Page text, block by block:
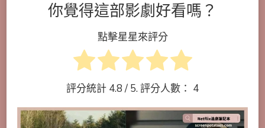
你覺得這部影劇好看嗎？
點擊星星來評分
評分統計 4.8/ 5. 評分人數： 4